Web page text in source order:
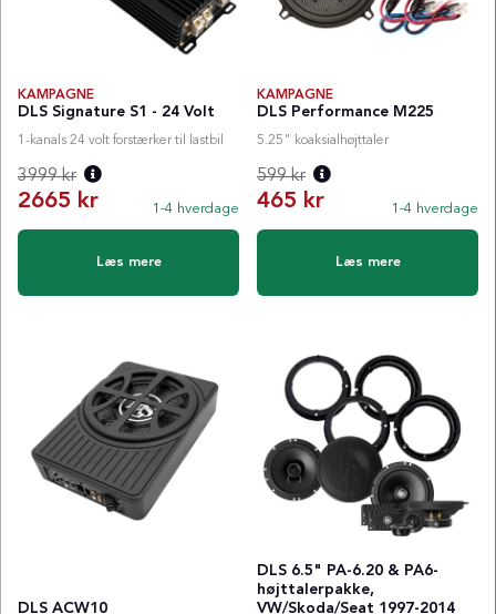
KAMPAGNE
DLS Signature S1 - 24 Volt
1-kanals 24 volt forstærker til lastbil
2665 kr
Normalpris:
3999 kr
1-4 hverdage
Læs mere
KAMPAGNE
DLS Performance M225
5.25" koaksialhøjttaler
465 kr
Normalpris:
599 kr
1-4 hverdage
Læs mere
DLS ACW10
DLS 6.5" PA-6.20 & PA6-
højttalerpakke,
VW/Skoda/Seat 1997-2014